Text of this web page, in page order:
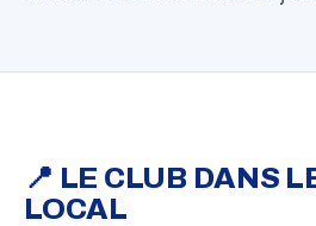
📍 LE CLUB DANS
LOCAL